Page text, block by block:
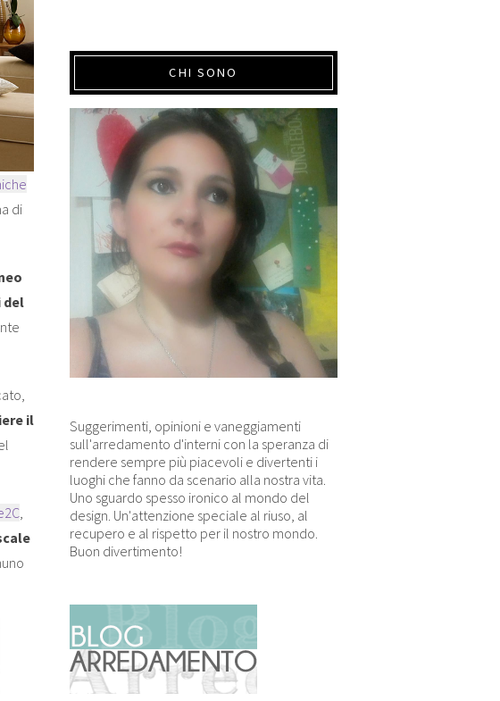
di
del
il
CHI SONO
Suggerimenti, opinioni e vaneggiamenti
sull'arredamento d'interni con la speranza di
rendere sempre più piacevoli e divertenti i
luoghi che fanno da scenario alla nostra vita.
Uno sguardo spesso ironico al mondo del
design. Un'attenzione speciale al riuso, al
recupero e al rispetto per il nostro mondo.
Buon divertimento!